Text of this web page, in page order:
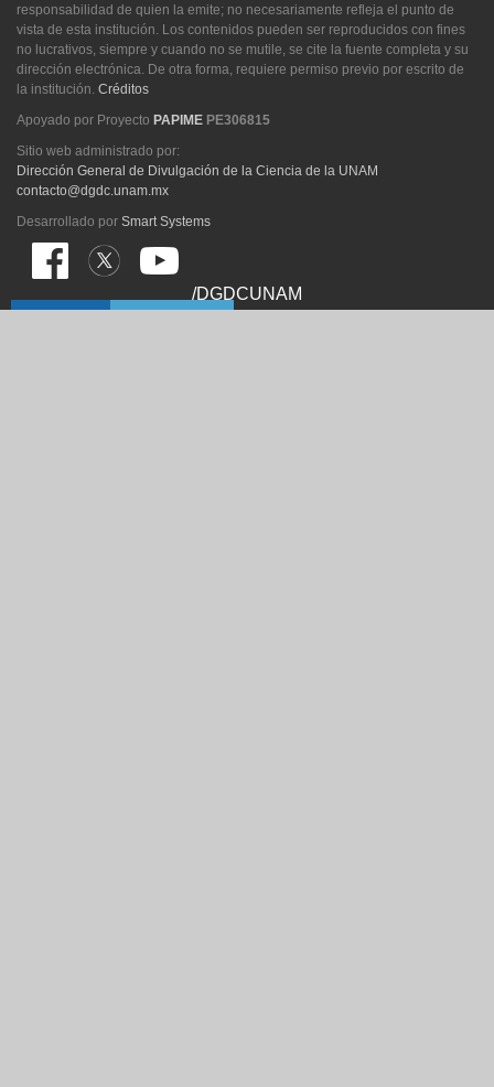
responsabilidad de quien la emite; no necesariamente refleja el punto de
vista de esta institución. Los contenidos pueden ser reproducidos con fines
no lucrativos, siempre y cuando no se mutile, se cite la fuente completa y su
dirección electrónica. De otra forma, requiere permiso previo por escrito de
la institución. Créditos
Apoyado por Proyecto PAPIME PE306815
Sitio web administrado por:
Dirección General de Divulgación de la Ciencia de la UNAM
contacto@dgdc.unam.mx
Desarrollado por Smart Systems
/DGDCUNAM